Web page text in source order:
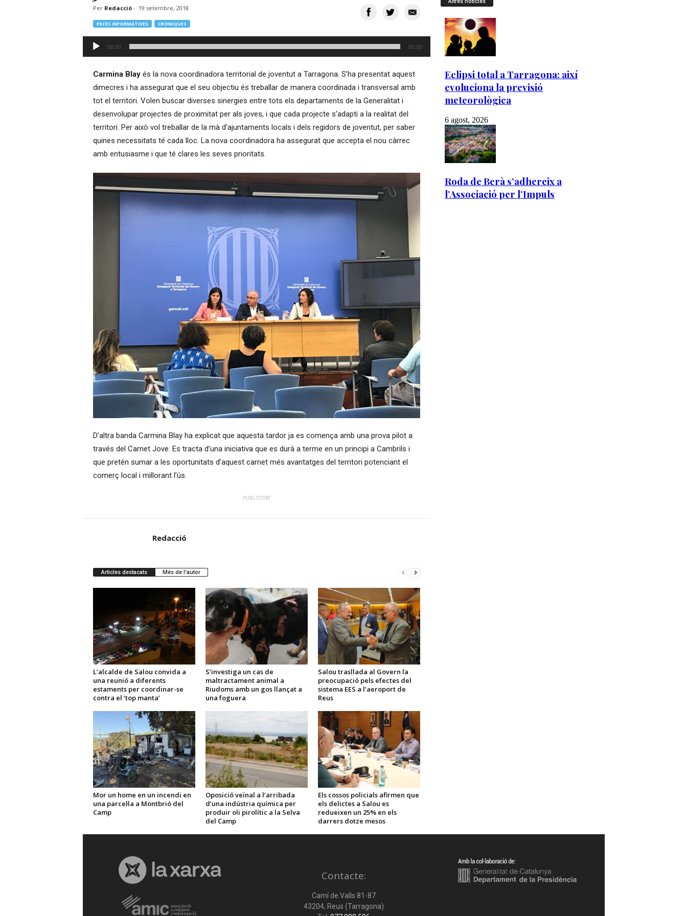
Per Redacció- 19 setembre, 2018
PECES INFORMATIVES CRONIQUES
Reproductor
d'àudio
00:00 00:00
Carmina Blayés la nova coordinadora territorial de joventut a Tarragona. S’ha presentat aquest
dimecres i ha assegurat que el seu objectiu és treballar de manera coordinada i transversal amb
tot el territori. Volen buscar diverses sinergies entre tots els departaments de la Generalitat i
desenvolupar projectes de proximitat per als joves, i que cada projecte s’adapti a la realitat del
territori. Per això vol treballar de la mà d’ajuntaments locals i dels regidors de joventut, per saber
quines necessitats té cada lloc. La nova coordinadora ha assegurat que accepta el nou càrrec
amb entusiasme i que té clares les seves prioritats.
D’altra banda Carmina Blayha explicat que aquesta tardor ja es comença amb una prova pilot a
través del Carnet Jove. Es tracta d’una iniciativa que es durà a terme en un principi a Cambrils i
que pretén sumar a les oportunitats d’aquest carnet més avantatges del territori potenciant el
comerç local i millorant l’ús.
PUBLICITAT
Redacció
Articles destacats Més de l'autor
L’alcalde de Salou convida a
una reunió a diferents
estaments per coordinar-se
contra el ‘top manta’
S’investiga un cas de
maltractament animal a
Riudoms amb un gos llançat a
una foguera
Salou trasllada al Govern la
preocupació pels efectes del
sistema EES a l’aeroport de
Reus
Mor un home en un incendi en
una parcel·la a Montbrió del
Camp
Oposició veïnal a l’arribada
d’una indústria química per
produir oli pirolític a la Selva
del Camp
Els cossos policials afirmen que
els delictes a Salou es
redueixen un 25% en els
darrers dotze mesos
Contacte:
Camí de Valls 81-87
43204, Reus (Tarragona)